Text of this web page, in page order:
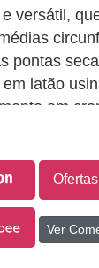
versátil,
pontas
latão
em
1 agulha
Ofertas
Ver